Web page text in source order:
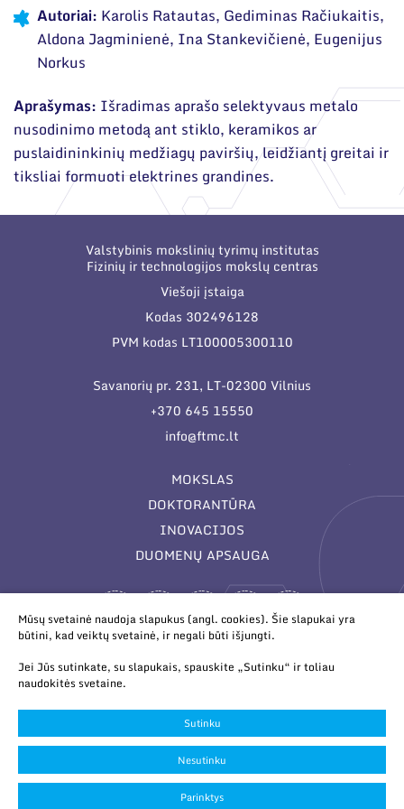
organizacijose bei asociacijose
Moksliniai skyriai
Mokslinės publikacijos
Mokslo projektai
Patentai
Mokslo renginiai
Informacija studentams
Informacija moksleiviams ir mokytojams
Nuo moksleivio iki mokslininko
Autoriai: Karolis Ratautas, Gediminas Račiukaitis,
Aldona Jagminienė, Ina Stankevičienė, Eugenijus
Norkus
Aprašymas: Išradimas aprašo selektyvaus metalo
nusodinimo metodą ant stiklo, keramikos ar
puslaidininkinių medžiagų paviršių, leidžiantį greitai ir
tiksliai formuoti elektrines grandines.
Valstybinis mokslinių tyrimų institutas
Fizinių ir technologijos mokslų centras
Viešoji įstaiga
Kodas 302496128
PVM kodas LT100005300110
Savanorių pr. 231, LT-02300 Vilnius
+370 645 15550
info@ftmc.lt
MOKSLAS
DOKTORANTŪRA
INOVACIJOS
DUOMENŲ APSAUGA
© 2026 Valstybinis mokslinių tyrimų institutas Fizinių ir
technologijos mokslų centras. Duomenys kaupiami ir saugomi
Juridinių asmenų registre.
Slapukų parinktys
Duomenų apsauga
Sukurta:TEXUS
Mūsų svetainė naudoja slapukus (angl. cookies). Šie slapukai yra
būtini, kad veiktų svetainė, ir negali būti išjungti.
Jei Jūs sutinkate, su slapukais, spauskite „Sutinku“ ir toliau
naudokitės svetaine.
Sutinku
Nesutinku
Parinktys